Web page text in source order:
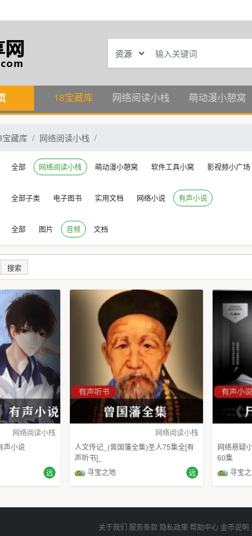
18宝藏库 网络阅读小栈 萌动漫小憩窝
宝藏库 网络阅读小栈
全部 网络阅读小栈 萌动漫小憩窝 软件工具小窝 影视频小广场
全部子类 电子图书 实用文档 网络小说 有声小说
全部 图片 音频 文档
搜索
网络阅读小栈
声小说
远
网络阅读小栈
人文传记_(曾国藩全集)圣人75集全[有
声听书]_
寻宝之地
远
网络悬疑
60集
寻宝
关于我们 服务条款 隐私政策 帮助中心金币说明